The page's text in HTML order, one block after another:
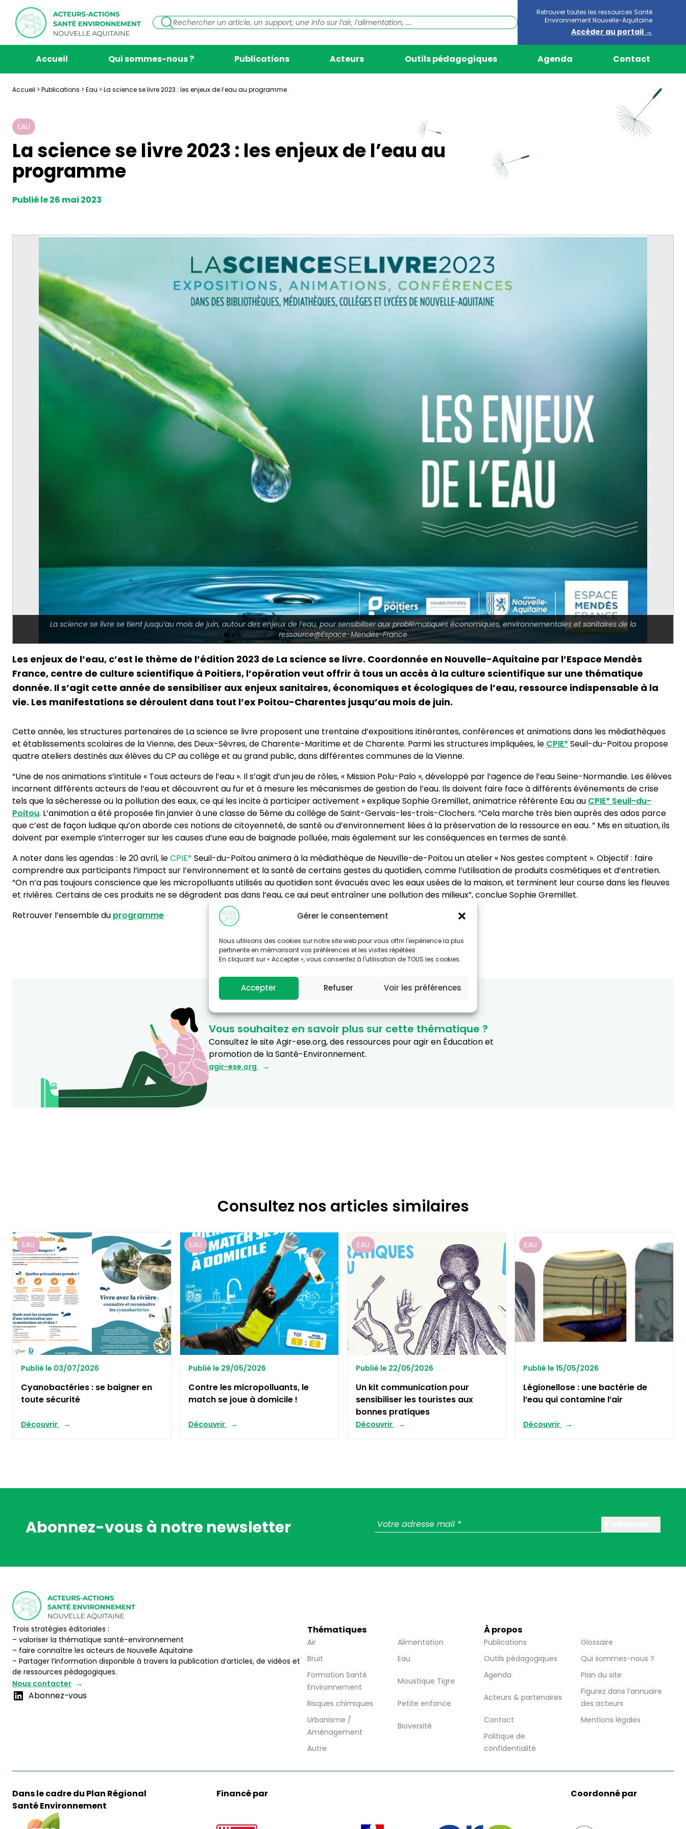
Gérer le consentement
Nous utilisons des cookies sur notre site web pour vous offrir l'expérience la plus
pertinente en mémorisant vos préférences et les visites répétées.
En cliquant sur « Accepter », vous consentez à l'utilisation de TOUS les cookies.
Accepter Refuser Voir les préférences
Retrouver toutes les ressources Santé
Environnement Nouvelle-Aquitaine
Accéder au portail →
Accueil Qui sommes-nous ? Publications Acteurs Outils pédagogiques Agenda Contact
Accueil > Publications > Eau > La science se livre 2023 : les enjeux de l’eau au programme
EAU
La science se livre 2023 : les enjeux de l’eau au
programme
Publié le 26 mai 2023
La science se livre se tient jusqu’au mois de juin, autour des enjeux de l’eau, pour sensibiliser aux problématiques économiques, environnementales et sanitaires de la
ressource@Espace-Mendès-France
Les enjeux de l’eau, c’est le thème de l’édition 2023 de La science se livre. Coordonnée en Nouvelle-Aquitaine par l’Espace Mendès
France, centre de culture scientifique à Poitiers, l’opération veut offrir à tous un accès à la culture scientifique sur une thématique
donnée. Il s’agit cette année de sensibiliser aux enjeux sanitaires, économiques et écologiques de l’eau, ressource indispensable à la
vie. Les manifestations se déroulent dans tout l’ex Poitou-Charentes jusqu’au mois de juin.
Cette année, les structures partenaires de La science se livre proposent une trentaine d’expositions itinérantes, conférences et animations dans les médiathèques
et établissements scolaires de la Vienne, des Deux-Sèvres, de Charente-Maritime et de Charente. Parmi les structures impliquées, le CPIE* Seuil-du-Poitou propose
quatre ateliers destinés aux élèves du CP au collège et au grand public, dans différentes communes de la Vienne.
“Une de nos animations s’intitule « Tous acteurs de l’eau ». Il s’agit d’un jeu de rôles, « Mission Polu-Palo », développé par l’agence de l’eau Seine-Normandie. Les élèves
incarnent différents acteurs de l’eau et découvrent au fur et à mesure les mécanismes de gestion de l’eau. Ils doivent faire face à différents événements de crise
tels que la sécheresse ou la pollution des eaux, ce qui les incite à participer activement » explique Sophie Gremillet, animatrice référente Eau au CPIE* Seuil-du-
Poitou. L’animation a été proposée fin janvier à une classe de 5ème du collège de Saint-Gervais-les-trois-Clochers. “Cela marche très bien auprès des ados parce
que c’est de façon ludique qu’on aborde ces notions de citoyenneté, de santé ou d’environnement liées à la préservation de la ressource en eau. ” Mis en situation, ils
doivent par exemple s’interroger sur les causes d’une eau de baignade polluée, mais également sur les conséquences en termes de santé.
A noter dans les agendas : le 20 avril, leCPIE* Seuil-du-Poitou animera à la médiathèque de Neuville-de-Poitou un atelier « Nos gestes comptent ». Objectif : faire
comprendre aux participants l’impact sur l’environnement et la santé de certains gestes du quotidien, comme l’utilisation de produits cosmétiques et d’entretien.
“On n’a pas toujours conscience que les micropolluants utilisés au quotidien sont évacués avec les eaux usées de la maison, et terminent leur course dans les fleuves
et rivières. Certains de ces produits ne se dégradent pas dans l’eau, ce qui peut entraîner une pollution des milieux”, conclue Sophie Gremillet.
Retrouver l’ensemble du programme
Vous souhaitez en savoir plus sur cette thématique ?
Consultez le site Agir-ese.org, des ressources pour agir en Éducation et
promotion de la Santé-Environnement.
agir-ese.org
Consultez nos articles similaires
EAU
Publié le 03/07/2026
Cyanobactéries : se baigner en
toute sécurité
Découvrir
EAU
Publié le 29/05/2026
Contre les micropolluants, le
match se joue à domicile !
Découvrir
EAU
Publié le 22/05/2026
Un kit communication pour
sensibiliser les touristes aux
bonnes pratiques
Découvrir
EAU
Publié le 15/05/2026
Légionellose : une bactérie de
l’eau qui contamine l’air
Découvrir
Abonnez-vous à notre newsletter
Trois stratégies éditoriales :
– valoriser la thématique santé-environnement
– faire connaître les acteurs de Nouvelle Aquitaine
– Partager l’information disponible à travers la publication d’articles, de vidéos et
de ressources pédagogiques.
Nous contacter
Abonnez-vous
Thématiques
Air
Alimentation
Bruit
Eau
Formation Santé
Environnement
Moustique Tigre
Risques chimiques
Petite enfance
Urbanisme /
Aménagement
Bioversité
Autre
À propos
Publications
Glossaire
Outils pédagogiques
Qui sommes-nous ?
Agenda
Plan du site
Acteurs & partenaires
Figurez dans l’annuaire
des acteurs
Contact
Mentions légales
Politique de
confidentialité
Dans le cadre du Plan Régional
Santé Environnement
Financé par Coordonné par